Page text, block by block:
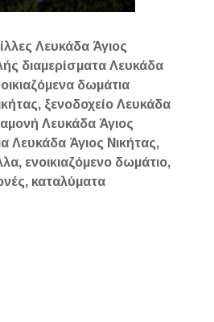
Λευκάδα Άγιος
διαμερίσματα Λευκάδα
δωμάτια
ξενοδοχείο Λευκάδα
Λευκάδα Άγιος
Λευκάδα Άγιος Νικήτας,
ενοικιαζόμενο δωμάτιο,
καταλύματα